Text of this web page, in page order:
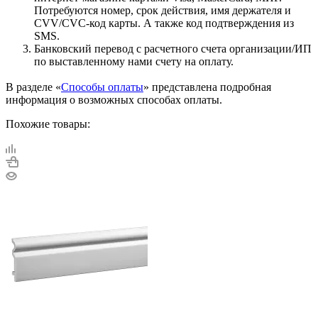
Потребуются номер, срок действия, имя держателя и
CVV/CVC-код карты. А также код подтверждения из
SMS.
Банковский перевод с расчетного счета организации/ИП
по выставленному нами счету на оплату.
В разделе «Способы оплаты» представлена подробная
информация о возможных способах оплаты.
Похожие товары: